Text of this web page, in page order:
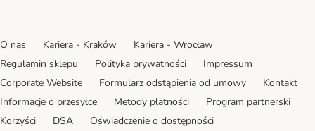
O nas Kariera - Kraków
Kariera - Wrocław
Regulamin sklepu
Polityka prywatności
Impressum
Corporate Website
Formularz odstąpienia od umowy
Kontakt
Informacje o przesyłce
Metody płatności
Program partnerski
Korzyści
DSA Oświadczenie o dostępności